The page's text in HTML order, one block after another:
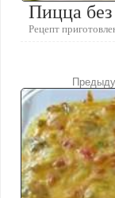
Пицца без
Рецепт